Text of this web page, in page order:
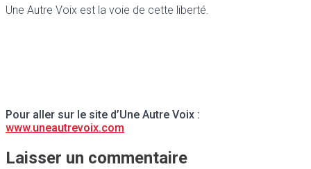
Une Autre Voix est la voie de cette liberté.
Pour aller sur le site d’Une Autre Voix :
www.uneautrevoix.com
Laisser un commentaire